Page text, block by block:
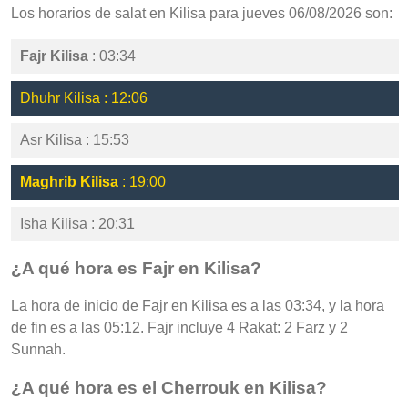
Los horarios de salat en Kilisa para jueves 06/08/2026 son:
Fajr Kilisa : 03:34
Dhuhr Kilisa : 12:06
Asr Kilisa : 15:53
Maghrib Kilisa : 19:00
Isha Kilisa : 20:31
¿A qué hora es Fajr en Kilisa?
La hora de inicio de Fajr en Kilisa es a las 03:34, y la hora
de fin es a las 05:12. Fajr incluye 4 Rakat: 2 Farz y 2
Sunnah.
¿A qué hora es el Cherrouk en Kilisa?